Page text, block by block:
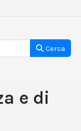
Cerca
e di